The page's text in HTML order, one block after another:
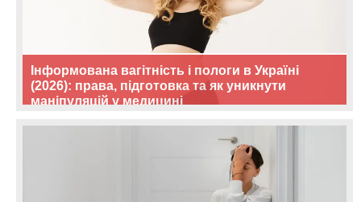
Інформована вагітність і пологи в Україні
(2026): права, підготовка та як уникнути
маніпуляцій у медицині